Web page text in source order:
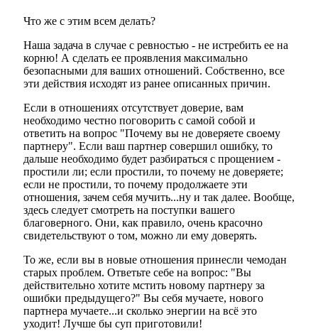
Что же с этим всем делать?
Наша задача в случае с ревностью - не истребить ее на
корню! А сделать ее проявления максимально
безопасными для ваших отношений. Собственно, все
эти действия исходят из ранее описанных причин.
Если в отношениях отсутствует доверие, вам
необходимо честно поговорить с самой собой и
ответить на вопрос "Почему вы не доверяете своему
партнеру". Если ваш партнер совершил ошибку, то
дальше необходимо будет разбираться с прощением -
простили ли; если простили, то почему не доверяете;
если не простили, то почему продолжаете эти
отношения, зачем себя мучить...ну и так далее. Вообще,
здесь следует смотреть на поступки вашего
благоверного. Они, как правило, очень красочно
свидетельствуют о том, можно ли ему доверять.
То же, если вы в новые отношения принесли чемодан
старых проблем. Ответьте себе на вопрос: "Вы
действительно хотите мстить новому партнеру за
ошибки предыдущего?" Вы себя мучаете, нового
партнера мучаете...и сколько энергии на всё это
уходит! Лучше бы суп приготовили!